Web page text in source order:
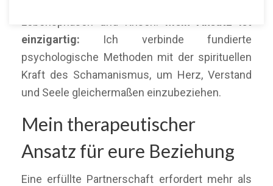
einzigartig: Ich verbinde fundierte
psychologische Methoden mit der spirituellen
Kraft des Schamanismus, um Herz, Verstand
und Seele gleichermaßen einzubeziehen.
Mein therapeutischer
Ansatz für eure Beziehung
Eine erfüllte Partnerschaft erfordert mehr als